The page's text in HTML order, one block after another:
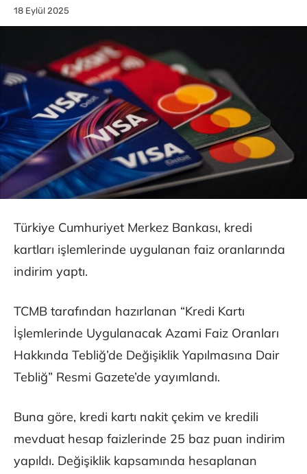
18 Eylül 2025
Türkiye Cumhuriyet Merkez Bankası, kredi
kartları işlemlerinde uygulanan faiz oranlarında
indirim yaptı.
TCMB tarafından hazırlanan “Kredi Kartı
İşlemlerinde Uygulanacak Azami Faiz Oranları
Hakkında Tebliğ’de Değişiklik Yapılmasına Dair
Tebliğ” Resmi Gazete’de yayımlandı.
Buna göre, kredi kartı nakit çekim ve kredili
mevduat hesap faizlerinde 25 baz puan indirim
yapıldı. Değişiklik kapsamında hesaplanan